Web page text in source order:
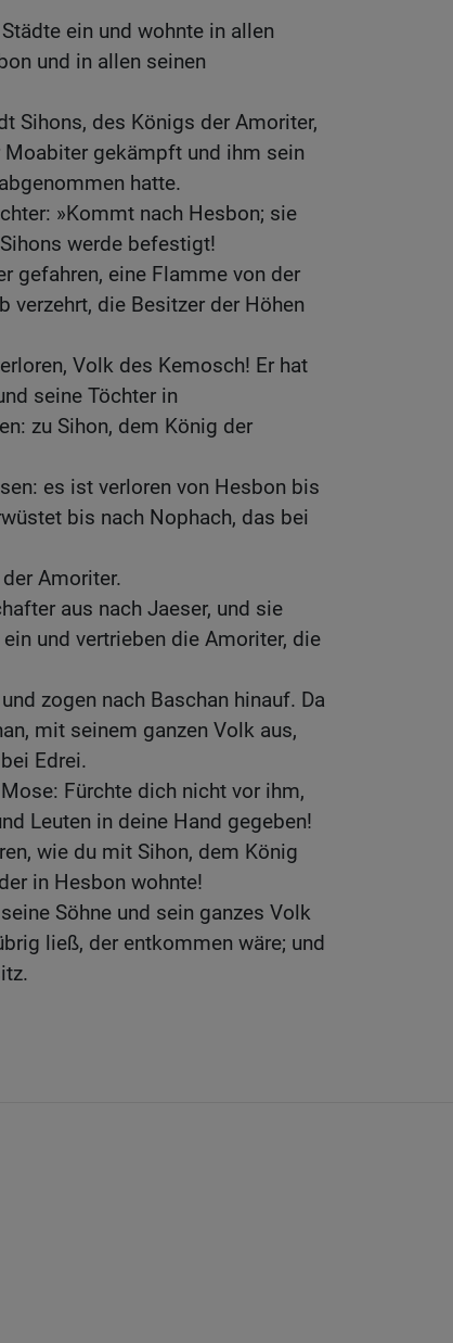
ein und wohnte in allen
und in allen seinen
Sihons, des Königs der Amoriter,
gekämpft und ihm sein
hatte.
»Kommt nach Hesbon; sie
werde befestigt!
gefahren, eine Flamme von der
verzehrt, die Besitzer der Höhen
Volk des Kemosch! Er hat
seine Töchter in
zu Sihon, dem König der
es ist verloren von Hesbon bis
bis nach Nophach, das bei
Amoriter.
aus nach Jaeser, und sie
und vertrieben die Amoriter, die
zogen nach Baschan hinauf. Da
mit seinem ganzen Volk aus,
Edrei.
Fürchte dich nicht vor ihm,
Leuten in deine Hand gegeben!
wie du mit Sihon, dem König
in Hesbon wohnte!
Söhne und sein ganzes Volk
ließ, der entkommen wäre; und